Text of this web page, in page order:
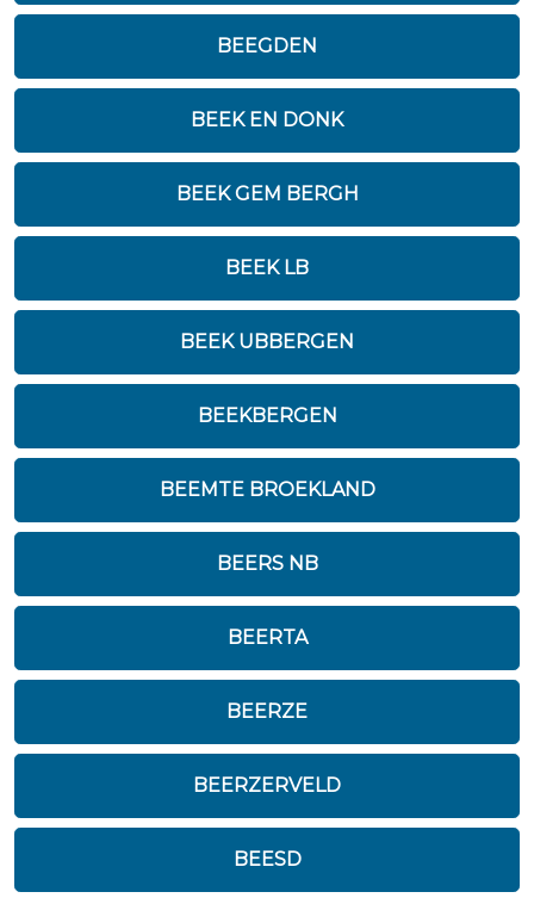
BEEGDEN
BEEK EN DONK
BEEK GEM BERGH
BEEK LB
BEEK UBBERGEN
BEEKBERGEN
BEEMTE BROEKLAND
BEERS NB
BEERTA
BEERZE
BEERZERVELD
BEESD